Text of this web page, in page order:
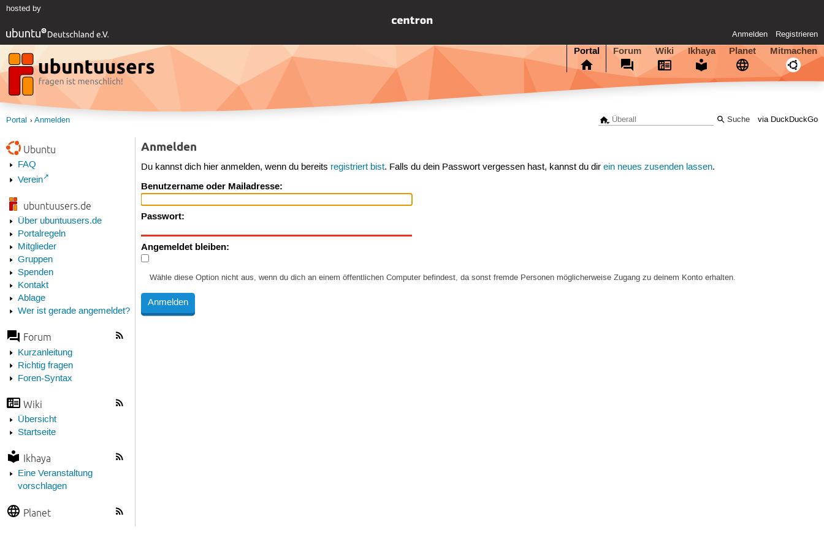
hosted by
Anmelden Registrieren
Portal Forum Wiki Ikhaya Planet Mitmachen
via DuckDuckGo
Portal Anmelden
Ubuntu
FAQ
Verein
ubuntuusers.de
Über ubuntuusers.de
Portalregeln
Mitglieder
Gruppen
Spenden
Kontakt
Ablage
Wer ist gerade angemeldet?
Forum
Kurzanleitung
Richtig fragen
Foren-Syntax
Wiki
Übersicht
Startseite
Ikhaya
Eine Veranstaltung
vorschlagen
Planet
Anmelden
Du kannst dich hier anmelden, wenn du bereits registriert bist. Falls du dein Passwort vergessen hast, kannst du direin neues zusenden lassen.
Benutzername oder Mailadresse:
Passwort:
Angemeldet bleiben:
Wähle diese Option nicht aus, wenn du dich an einem öffentlichen Computer befindest, da sonst fremde Personen möglicherweise Zugang zu deinem Konto erhalten.